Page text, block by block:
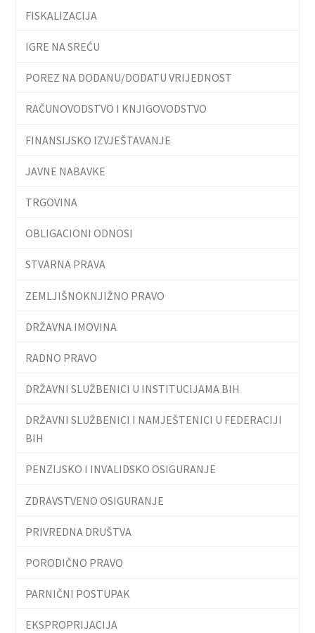
FISKALIZACIJA
IGRE NA SREĆU
POREZ NA DODANU/DODATU VRIJEDNOST
RAČUNOVODSTVO I KNJIGOVODSTVO
FINANSIJSKO IZVJEŠTAVANJE
JAVNE NABAVKE
TRGOVINA
OBLIGACIONI ODNOSI
STVARNA PRAVA
ZEMLJIŠNOKNJIŽNO PRAVO
DRŽAVNA IMOVINA
RADNO PRAVO
DRŽAVNI SLUŽBENICI U INSTITUCIJAMA BIH
DRŽAVNI SLUŽBENICI I NAMJEŠTENICI U FEDERACIJI
BIH
PENZIJSKO I INVALIDSKO OSIGURANJE
ZDRAVSTVENO OSIGURANJE
PRIVREDNA DRUŠTVA
PORODIČNO PRAVO
PARNIČNI POSTUPAK
EKSPROPRIJACIJA